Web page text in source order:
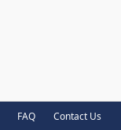
FAQ Contact Us